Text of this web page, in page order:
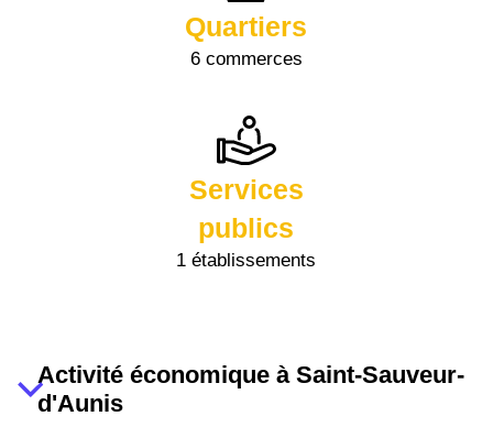
Quartiers
6 commerces
Services
publics
1 établissements
Activité économique à Saint-Sauveur-
d'Aunis